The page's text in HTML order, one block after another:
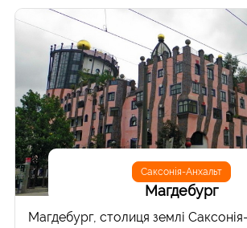
Саксонія-Анхальт
Магдебург
Магдебург, столиця землі